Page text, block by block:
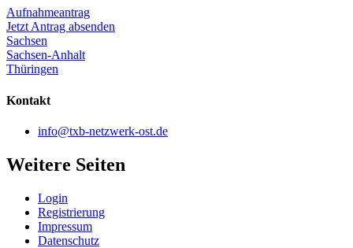
Aufnahmeantrag
Jetzt Antrag absenden
Sachsen
Sachsen-Anhalt
Thüringen
Kontakt
info@txb-netzwerk-ost.de
Weitere Seiten
Login
Registrierung
Impressum
Datenschutz